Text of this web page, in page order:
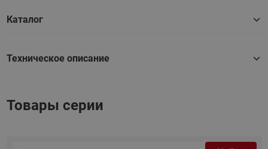
Каталог
Техническое описание
Товары серии